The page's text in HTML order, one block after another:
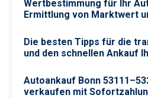
Wertbestimmung für Ihr
Ermittlung von Marktwert
Die besten Tipps für die
und den schnellen Ankauf
Autoankauf Bonn
verkaufen mit